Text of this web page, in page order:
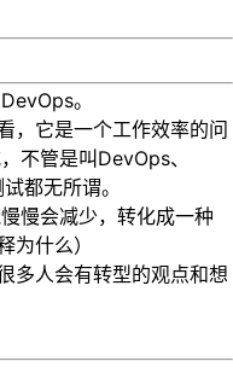
。
，它是一个工作效率的问
不管是叫DevOps、
都无所谓。
慢会减少，转化成一种
为什么）
多人会有转型的观点和想